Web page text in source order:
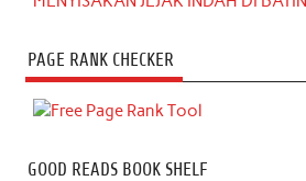
PAGE RANK CHECKER
GOOD READS BOOK SHELF